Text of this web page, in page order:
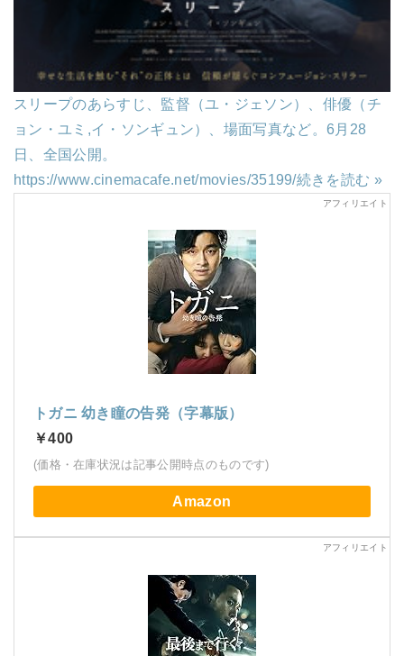
スリープのあらすじ、監督（ユ・ジェソン）、俳優（チ
ョン・ユミ,イ・ソンギュン）、場面写真など。6月28
日、全国公開。
https://www.cinemacafe.net/movies/35199/続きを読む »
トガニ 幼き瞳の告発（字幕版）
￥400
(価格・在庫状況は記事公開時点のものです)
Amazon